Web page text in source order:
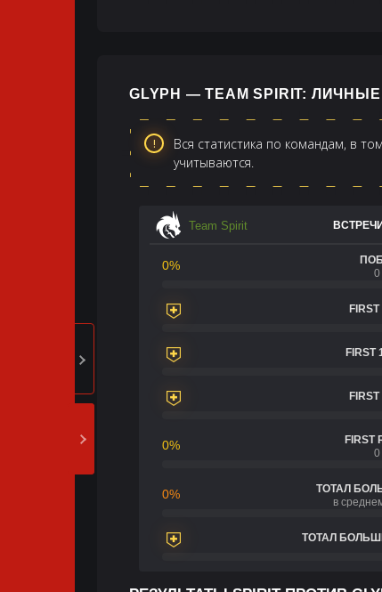
GLYPH — TEAM SPIRIT:
Вся статистика по командам, в
учитываются.
Team Spirit
0%
0
FIRST
0%
FIRST
0
0%
ТОТАЛ
в
ТОТАЛ